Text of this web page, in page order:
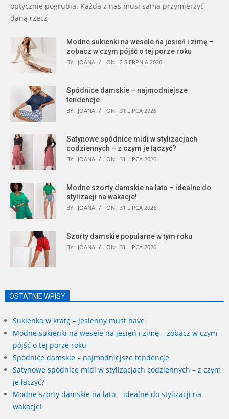
optycznie pogrubia. Każda z nas musi sama przymierzyć
daną rzecz
Modne sukienki na wesele na jesień i zimę –
zobacz w czym pójść o tej porze roku
BY: JOANA ON: 2 SIERPNIA 2026
Spódnice damskie – najmodniejsze
tendencje
BY: JOANA ON: 31 LIPCA 2026
Satynowe spódnice midi w stylizacjach
codziennych – z czym je łączyć?
BY: JOANA ON: 31 LIPCA 2026
Modne szorty damskie na lato – idealne do
stylizacji na wakacje!
BY: JOANA ON: 31 LIPCA 2026
Szorty damskie popularne w tym roku
BY: JOANA ON: 31 LIPCA 2026
OSTATNIE WPISY
Sukienka w kratę – jesienny must have
Modne sukienki na wesele na jesień i zimę – zobacz w czym
pójść o tej porze roku
Spódnice damskie – najmodniejsze tendencje
Satynowe spódnice midi w stylizacjach codziennych – z czym
je łączyć?
Modne szorty damskie na lato – idealne do stylizacji na
wakacje!